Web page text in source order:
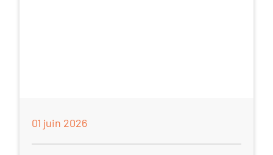
01 juin 2026